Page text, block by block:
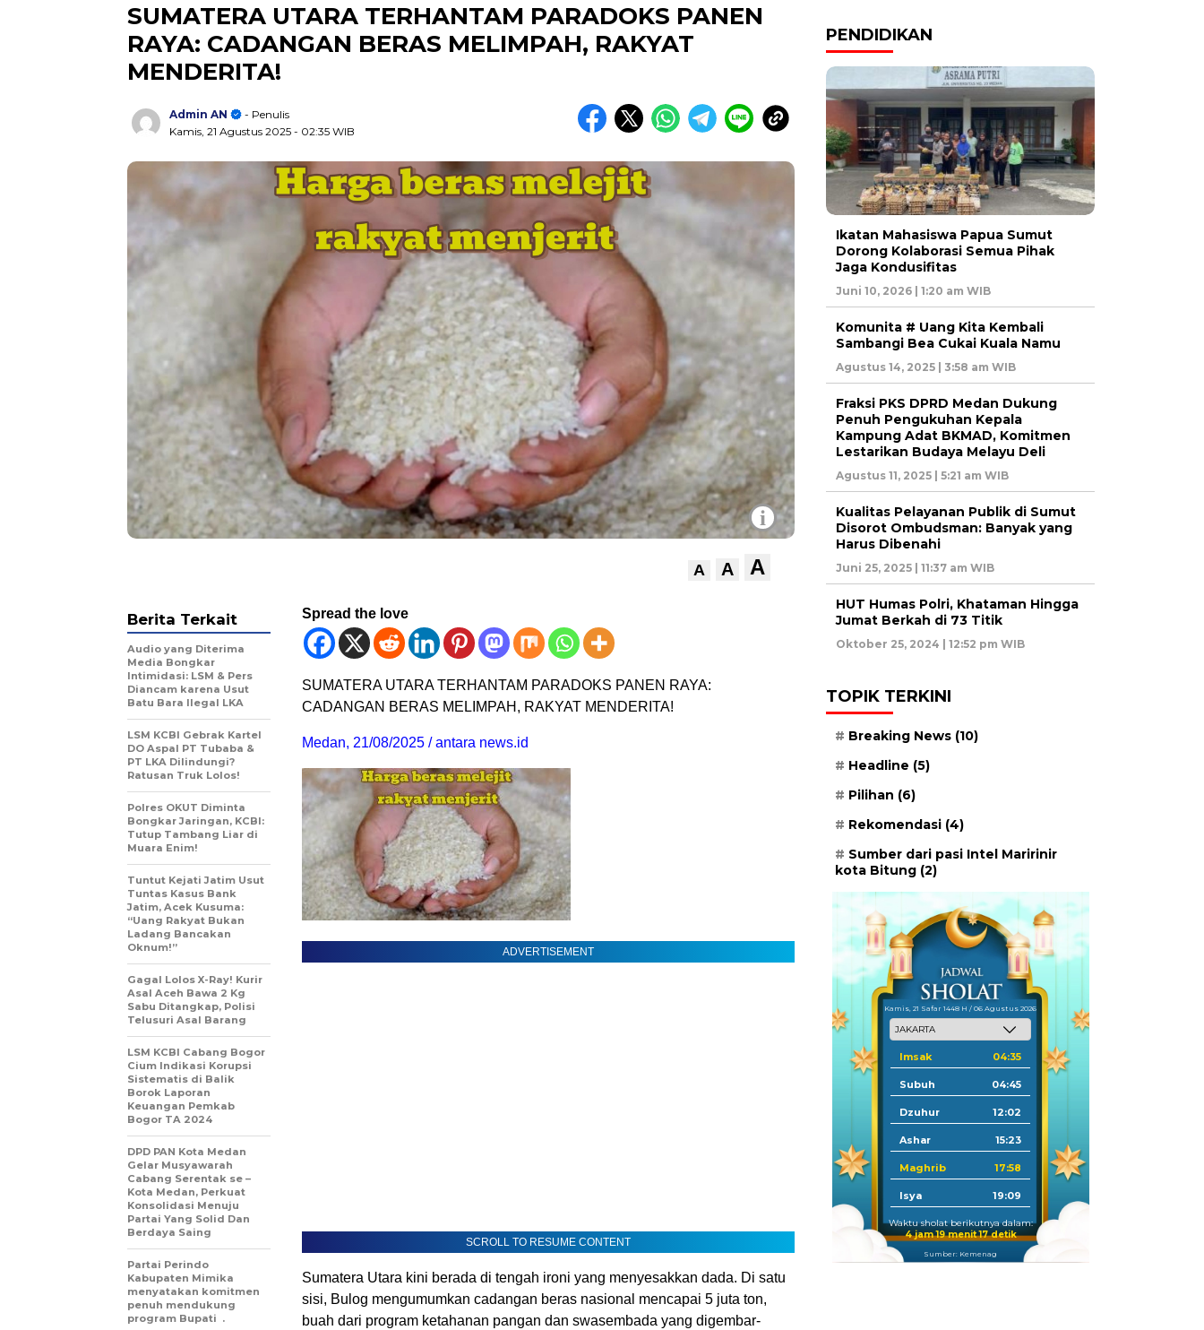
SUMATERA UTARA TERHANTAM PARADOKS PANEN
RAYA: CADANGAN BERAS MELIMPAH, RAKYAT
MENDERITA!
Admin AN
- Penulis
Kamis, 21 Agustus 2025 - 02:35 WIB
i
A A A
Spread the love
SUMATERA UTARA TERHANTAM PARADOKS PANEN RAYA:
CADANGAN BERAS MELIMPAH, RAKYAT MENDERITA!
Medan, 21/08/2025 / antara news.id
ADVERTISEMENT
SCROLL TO RESUME CONTENT
Sumatera Utara kini berada di tengah ironi yang menyesakkan dada. Di satu
sisi, Bulog mengumumkan cadangan beras nasional mencapai 5 juta ton,
buah dari program ketahanan pangan dan swasembada yang digembar-
Berita Terkait
Audio yang Diterima
Media Bongkar
Intimidasi: LSM & Pers
Diancam karena Usut
Batu Bara Ilegal LKA
LSM KCBI Gebrak Kartel
DO Aspal PT Tubaba &
PT LKA Dilindungi?
Ratusan Truk Lolos!
Polres OKUT Diminta
Bongkar Jaringan, KCBI:
Tutup Tambang Liar di
Muara Enim!
Tuntut Kejati Jatim Usut
Tuntas Kasus Bank
Jatim, Acek Kusuma:
“Uang Rakyat Bukan
Ladang Bancakan
Oknum!”
Gagal Lolos X-Ray! Kurir
Asal Aceh Bawa 2 Kg
Sabu Ditangkap, Polisi
Telusuri Asal Barang
LSM KCBI Cabang Bogor
Cium Indikasi Korupsi
Sistematis di Balik
Borok Laporan
Keuangan Pemkab
Bogor TA 2024
DPD PAN Kota Medan
Gelar Musyawarah
Cabang Serentak se –
Kota Medan, Perkuat
Konsolidasi Menuju
Partai Yang Solid Dan
Berdaya Saing
Partai Perindo
Kabupaten Mimika
menyatakan komitmen
penuh mendukung
program Bupati .
PENDIDIKAN
Ikatan Mahasiswa Papua Sumut
Dorong Kolaborasi Semua Pihak
Jaga Kondusifitas
Juni 10, 2026 | 1:20 am WIB
Komunita # Uang Kita Kembali
Sambangi Bea Cukai Kuala Namu
Agustus 14, 2025 | 3:58 am WIB
Fraksi PKS DPRD Medan Dukung
Penuh Pengukuhan Kepala
Kampung Adat BKMAD, Komitmen
Lestarikan Budaya Melayu Deli
Agustus 11, 2025 | 5:21 am WIB
Kualitas Pelayanan Publik di Sumut
Disorot Ombudsman: Banyak yang
Harus Dibenahi
Juni 25, 2025 | 11:37 am WIB
HUT Humas Polri, Khataman Hingga
Jumat Berkah di 73 Titik
Oktober 25, 2024 | 12:52 pm WIB
TOPIK TERKINI
Breaking News (10)
Headline (5)
Pilihan (6)
Rekomendasi (4)
Sumber dari pasi Intel Maririnir
kota Bitung (2)
Kamis, 21 Safar 1448 H / 06 Agustus 2026
Imsak 04:35
Subuh 04:45
Dzuhur 12:02
Ashar 15:23
Maghrib 17:58
Isya 19:09
Waktu sholat berikutnya dalam:
4 jam 19 menit 16 detik
Sumber: Kemenag